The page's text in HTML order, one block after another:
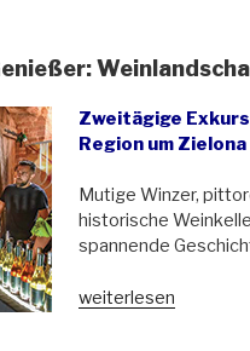
Zweitägige
Region um
Mutige Winzer,
historische
spannende
„Exkursion
weiterlesen